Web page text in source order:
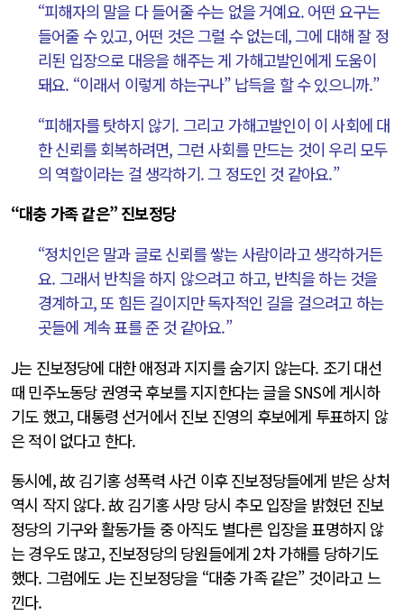
“피해자의 말을 다 들어줄 수는 없을 거예요. 어떤 요구는
들어줄 수 있고, 어떤 것은 그럴 수 없는데, 그에 대해 잘 정
리된 입장으로 대응을 해주는 게 가해고발인에게 도움이
돼요. “이래서 이렇게 하는구나” 납득을 할 수 있으니까.”
“피해자를 탓하지 않기. 그리고 가해고발인이 이 사회에 대
한 신뢰를 회복하려면, 그런 사회를 만드는 것이 우리 모두
의 역할이라는 걸 생각하기. 그 정도인 것 같아요.”
“대충 가족 같은” 진보정당
“정치인은 말과 글로 신뢰를 쌓는 사람이라고 생각하거든
요. 그래서 반칙을 하지 않으려고 하고, 반칙을 하는 것을
경계하고, 또 힘든 길이지만 독자적인 길을 걸으려고 하는
곳들에 계속 표를 준 것 같아요.”
J는 진보정당에 대한 애정과 지지를 숨기지 않는다. 조기 대선
때 민주노동당 권영국 후보를 지지한다는 글을 SNS에 게시하
기도 했고, 대통령 선거에서 진보 진영의 후보에게 투표하지 않
은 적이 없다고 한다.
동시에, 故 김기홍 성폭력 사건 이후 진보정당들에게 받은 상처
역시 작지 않다. 故 김기홍 사망 당시 추모 입장을 밝혔던 진보
정당의 기구와 활동가들 중 아직도 별다른 입장을 표명하지 않
는 경우도 많고, 진보정당의 당원들에게 2차 가해를 당하기도
했다. 그럼에도 J는 진보정당을 “대충 가족 같은” 것이라고 느
낀다.